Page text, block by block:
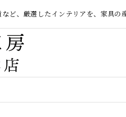
ど、厳選したインテリアを、家具の